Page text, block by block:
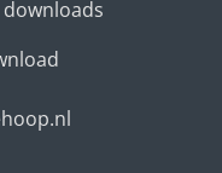
downloads